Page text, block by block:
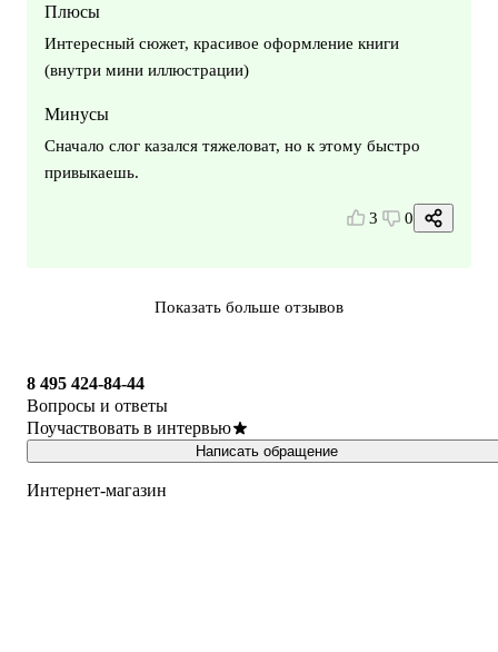
Плюсы
Интересный сюжет, красивое оформление книги
(внутри мини иллюстрации)
Минусы
Сначало слог казался тяжеловат, но к этому быстро
привыкаешь.
3 0
Показать больше отзывов
8 495 424-84-44
Вопросы и ответы
Поучаствовать в интервью
Написать обращение
Интернет-магазин